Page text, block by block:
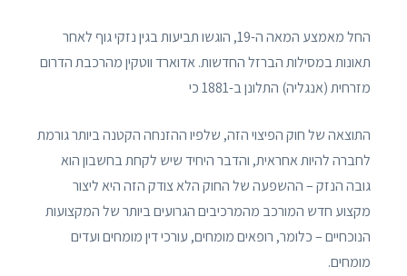
החל מאמצע המאה ה-19, הוגשו תביעות בגין נזקי גוף לאחר
תאונות במסילות הברזל החדשות. אדוארד ווטקין מהרכבת הדרום
מזרחית (אנגליה) התלונן ב-1881 כי
התוצאה של חוק הפיצוי הזה, שלפיו ההזנחה הקטנה ביותר גורמת
לחברה להיות אחראית, והדבר היחיד שיש לקחת בחשבון הוא
גובה הנזק – ההשפעה של החוק הלא צודק הזה היא ליצור
מקצוע חדש המורכב מהמרכיבים הגרועים ביותר של המקצועות
הנוכחיים – כלומר, רופאים מומחים, עורכי דין מומחים ועדים
מומחים.